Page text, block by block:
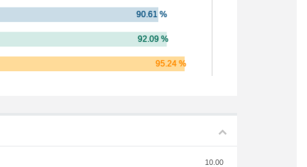
10.00